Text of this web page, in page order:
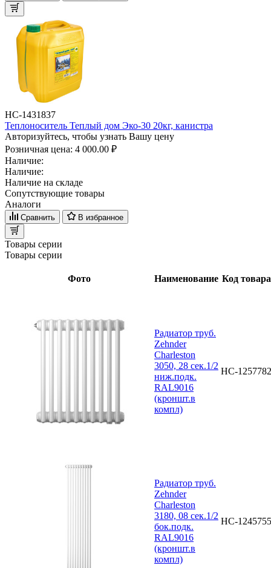
НС-1431837
Теплоноситель Теплый дом Эко-30 20кг, канистра
Авторизуйтесь, чтобы узнать Вашу цену
Розничная цена: 4 000.00 ₽
Наличие:
Наличие:
Наличие на складе
Сопутствующие товары
Аналоги
Сравнить В избранное
Товары серии
Товары серии
Фото Наименование Код товара
Радиатор труб.
Zehnder
Charleston
3050, 28 сек.1/2
ниж.подк.
RAL9016
(кроншт.в
компл)
НС-1257782
Радиатор труб.
Zehnder
Charleston
3180, 08 сек.1/2
бок.подк.
RAL9016
(кроншт.в
компл)
НС-1245755